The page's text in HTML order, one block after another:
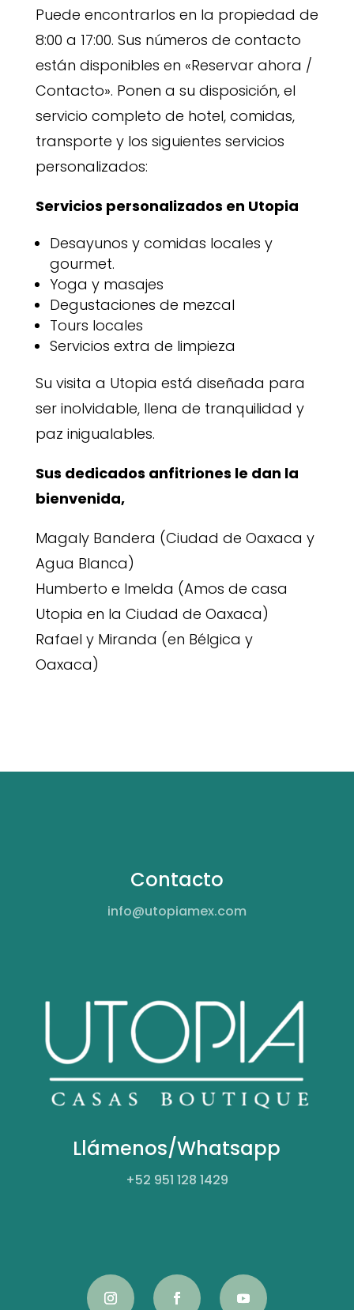
Puede encontrarlos en la propiedad de
8:00 a 17:00. Sus números de contacto
están disponibles en «Reservar ahora /
Contacto». Ponen a su disposición, el
servicio completo de hotel, comidas,
transporte y los siguientes servicios
personalizados:
Servicios personalizados en Utopia
Desayunos y comidas locales y
gourmet.
Yoga y masajes
Degustaciones de mezcal
Tours locales
Servicios extra de limpieza
Su visita a Utopia está diseñada para
ser inolvidable, llena de tranquilidad y
paz inigualables.
Sus dedicados anfitriones le dan la
bienvenida,
Magaly Bandera (Ciudad de Oaxaca y
Agua Blanca)
Humberto e Imelda (Amos de casa
Utopia en la Ciudad de Oaxaca)
Rafael y Miranda (en Bélgica y
Oaxaca)
Contacto
info@utopiamex.com
Llámenos/Whatsapp
+52 951 128 1429